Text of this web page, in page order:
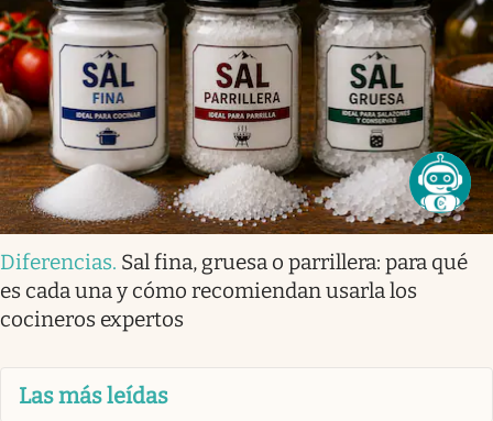
Diferencias. Sal fina, gruesa o parrillera: para qué
es cada una y cómo recomiendan usarla los
cocineros expertos
Las más leídas